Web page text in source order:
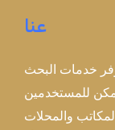
عنا
خدمات البحث
للمستخدمين
والمحلات